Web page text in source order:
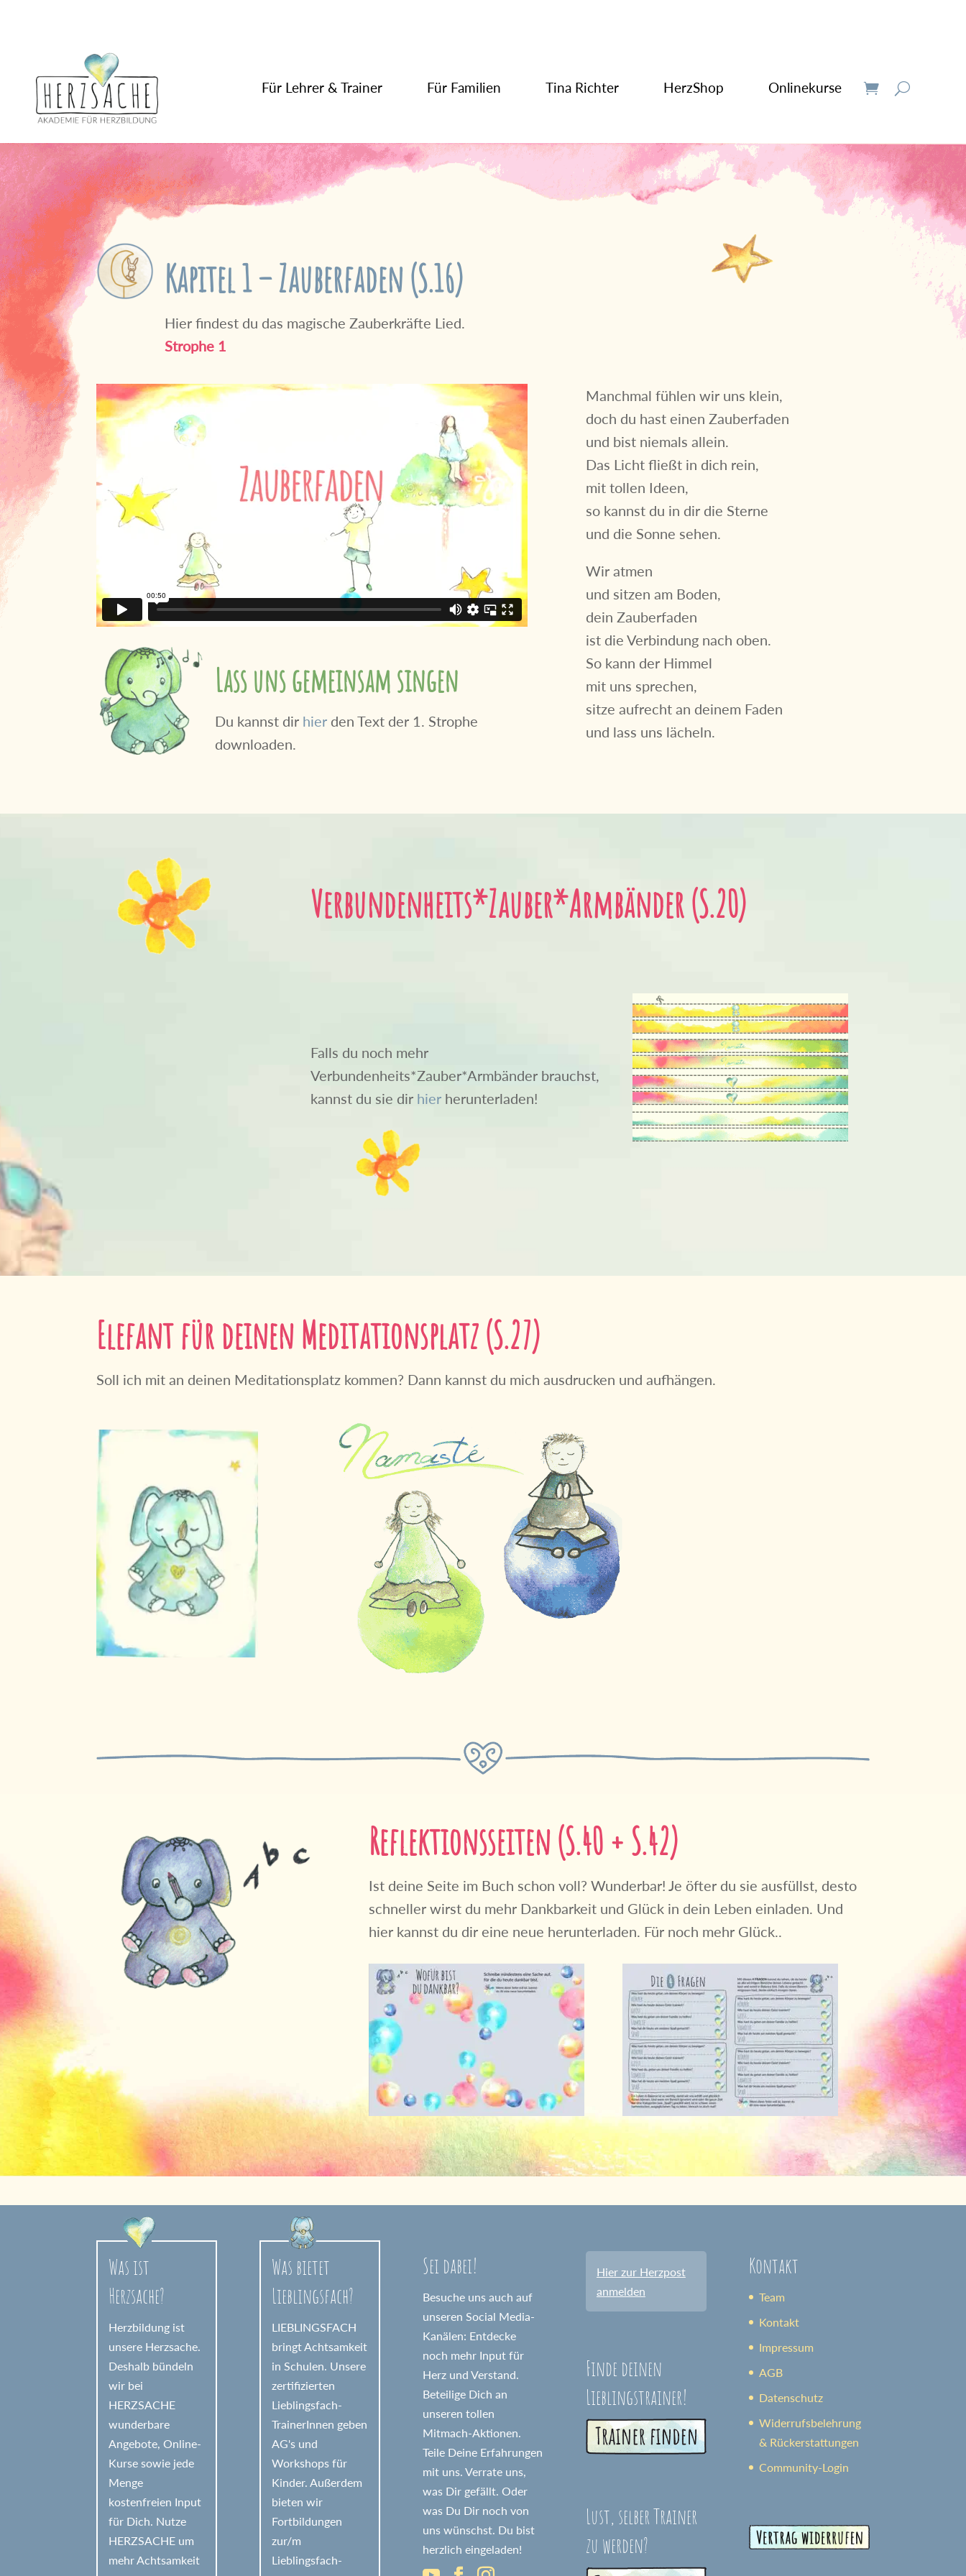
Für Lehrer & Trainer Für Familien Tina Richter HerzShop Onlinekurse
Kapitel 1 – Zauberfaden (S.16)
Hier findest du das magische Zauberkräfte Lied.
Strophe 1
Lass uns gemeinsam singen
Du kannst dir hier den Text der 1. Strophe
downloaden.
Manchmal fühlen wir uns klein,
doch du hast einen Zauberfaden
und bist niemals allein.
Das Licht fließt in dich rein,
mit tollen Ideen,
so kannst du in dir die Sterne
und die Sonne sehen.
Wir atmen
und sitzen am Boden,
dein Zauberfaden
ist die Verbindung nach oben.
So kann der Himmel
mit uns sprechen,
sitze aufrecht an deinem Faden
und lass uns lächeln.
Verbundenheits*Zauber*Armbänder (S.20)
Falls du noch mehr
Verbundenheits*Zauber*Armbänder brauchst,
kannst du sie dir hier herunterladen!
Elefant für deinen Meditationsplatz (S.27)
Soll ich mit an deinen Meditationsplatz kommen? Dann kannst du mich ausdrucken und aufhängen.
Reflektionsseiten (S.40 + S.42)
Ist deine Seite im Buch schon voll? Wunderbar! Je öfter du sie ausfüllst, desto
schneller wirst du mehr Dankbarkeit und Glück in dein Leben einladen. Und
hier kannst du dir eine neue herunterladen. Für noch mehr Glück..
Was ist
Herzsache?
Herzbildung ist
unsere Herzsache.
Deshalb bündeln
wir bei
HERZSACHE
wunderbare
Angebote, Online-
Kurse sowie jede
Menge
kostenfreien Input
für Dich. Nutze
HERZSACHE um
mehr Achtsamkeit
Was bietet
Lieblingsfach?
LIEBLINGSFACH
bringt Achtsamkeit
in Schulen. Unsere
zertifizierten
Lieblingsfach-
TrainerInnen geben
AG's und
Workshops für
Kinder. Außerdem
bieten wir
Fortbildungen
zur/m
Lieblingsfach-
Sei dabei!
Besuche uns auch auf
unseren Social Media-
Kanälen: Entdecke
noch mehr Input für
Herz und Verstand.
Beteilige Dich an
unseren tollen
Mitmach-Aktionen.
Teile Deine Erfahrungen
mit uns. Verrate uns,
was Dir gefällt. Oder
was Du Dir noch von
uns wünschst. Du bist
herzlich eingeladen!
Hier zur Herzpost
anmelden
Finde deinen
Lieblingstrainer!
Lust, selber Trainer
zu werden?
Kontakt
Team
Kontakt
Impressum
AGB
Datenschutz
Widerrufsbelehrung
& Rückerstattungen
Community-Login